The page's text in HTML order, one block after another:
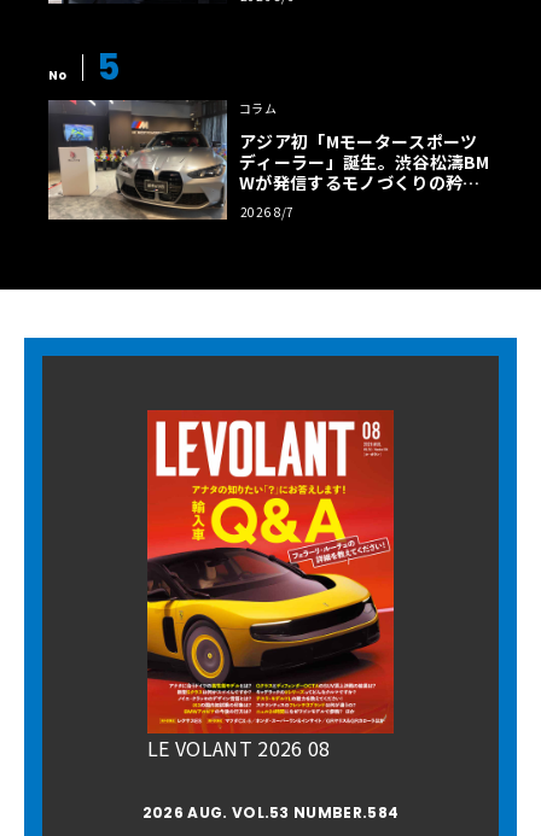
No 5
コラム
アジア初「Mモータースポーツ
ディーラー」誕生。渋谷松濤BM
Wが発信するモノづくりの矜持
【木下隆之コラム】
2026 8/7
LE VOLANT 2026 08
2026 AUG. VOL.53 NUMBER.584